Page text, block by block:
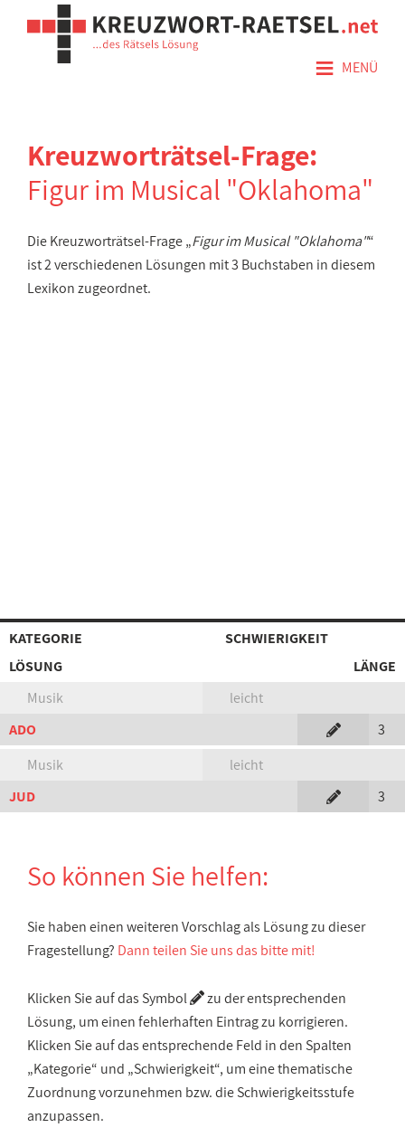
≡ MENÜ
Kreuzworträtsel-Frage:
Figur im Musical "Oklahoma"
Die Kreuzworträtsel-Frage „Figur im Musical "Oklahoma"“
ist 2 verschiedenen Lösungen mit 3 Buchstaben in diesem
Lexikon zugeordnet.
KATEGORIE
SCHWIERIGKEIT
LÖSUNG
LÄNGE
Musik
leicht
ADO
3
Musik
leicht
JUD
3
So können Sie helfen:
Sie haben einen weiteren Vorschlag als Lösung zu dieser
Fragestellung? Dann teilen Sie uns das bitte mit!
Klicken Sie auf das Symbol
zu der entsprechenden
Lösung, um einen fehlerhaften Eintrag zu korrigieren.
Klicken Sie auf das entsprechende Feld in den Spalten
„Kategorie“ und „Schwierigkeit“, um eine thematische
Zuordnung vorzunehmen bzw. die Schwierigkeitsstufe
anzupassen.